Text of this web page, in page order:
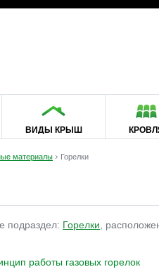
ВИДЫ КРЫШ
материалы Горелки
подраздел: Горелки ,